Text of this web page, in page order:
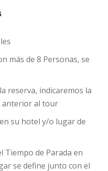
más de 8 Personas, se
reserva, indicaremos la
anterior al tour
su hotel y/o lugar de
Tiempo de Parada en
se define junto con el